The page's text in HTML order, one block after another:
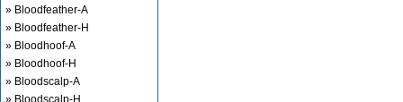
» Bloodfeather-A
» Bloodfeather-H
» Bloodhoof-A
» Bloodhoof-H
» Bloodscalp-A
» Bloodscalp-H